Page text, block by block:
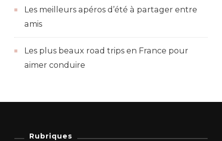
Les meilleurs apéros d’été à partager entre
amis
Les plus beaux road trips en France pour
aimer conduire
Rubriques